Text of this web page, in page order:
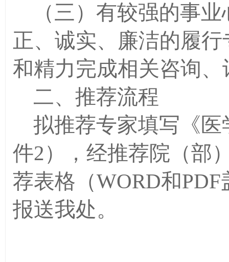
（三）有较强的事
正、诚实、廉洁的履
和精力完成相关咨询
二、推荐流程
拟推荐专家填写《
件2），经推荐院（部
荐表格（WORD和PDF
报送我处。